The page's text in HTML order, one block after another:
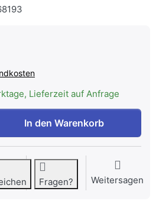
Lieferzeit auf Anfrage
MUZ9PS1 Pommes Frites
In den Warenkorb
Fragen? Weitersagen